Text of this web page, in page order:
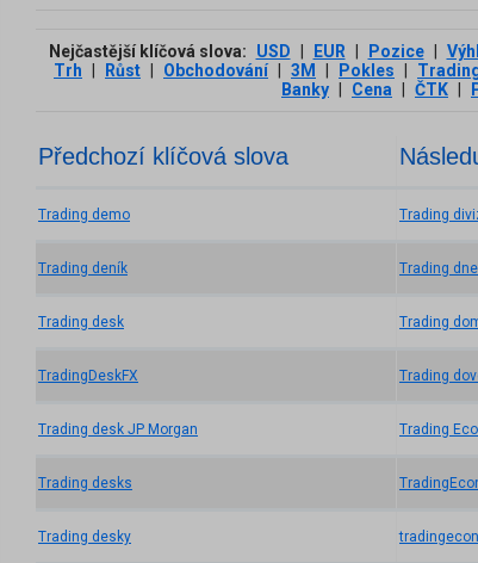
Nejčastější klíčová slova: USD EUR Pozice
Trh
Růst Obchodování 3М Pokles
Banky
Cena ČTK
Předchozí klíčová slova
Trading demo
Trading deník
Trading desk
TradingDeskFX
Trading desk JP Morgan
Trading desks
Trading desky
Trading
Trading
Trading
Trading
Trading